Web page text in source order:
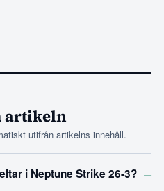
artikeln
utifrån artikelns innehåll.
i Neptune Strike 26-3? –